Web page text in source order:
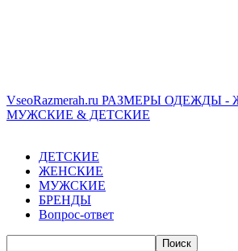
VseoRazmerah.ru РАЗМЕРЫ ОДЕЖДЫ -
МУЖСКИЕ & ДЕТСКИЕ
ДЕТСКИЕ
ЖЕНСКИЕ
МУЖСКИЕ
БРЕНДЫ
Вопрос-ответ